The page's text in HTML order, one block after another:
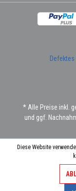
* Alle Preise inkl.
und ggf.
Diese Website